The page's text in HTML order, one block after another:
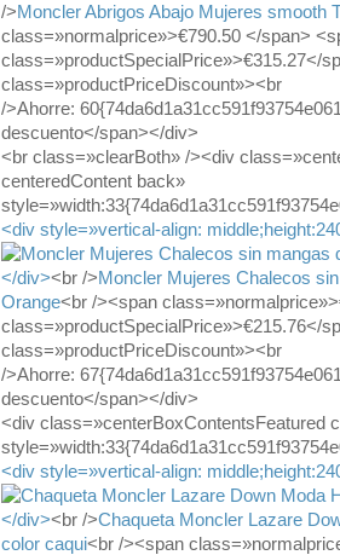
/>Moncler Abrigos Abajo Mujeres smooth
class=»normalprice»>€790.50 </span>
class=»productSpecialPrice»>€315.27</
class=»productPriceDiscount»><br
/>Ahorre:
descuento</span></div>
<br class=»clearBoth» /><div
centeredContent back»
<div style=»vertical-align:
</div><br />Moncler Mujeres Chalecos
Orange<br /><span
class=»productSpecialPrice»>€215.76</
class=»productPriceDiscount»><br
/>Ahorre:
descuento</span></div>
<div class=»centerBoxContentsFeatured
<div style=»vertical-align:
</div><br />Chaqueta Moncler Lazare
color caqui<br /><span